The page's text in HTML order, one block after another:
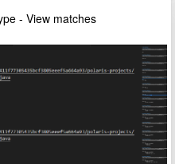
- View matches